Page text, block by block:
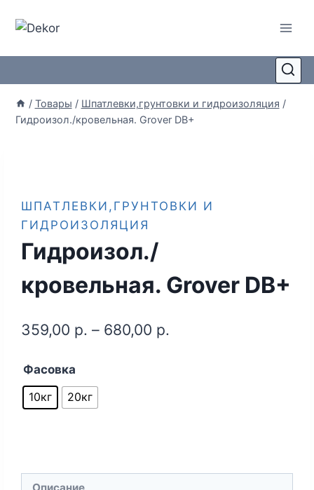
/ Товары / Шпатлевки,грунтовки и гидроизоляция /
Гидроизол./кровельная. Grover DB+
ШПАТЛЕВКИ,ГРУНТОВКИ И
ГИДРОИЗОЛЯЦИЯ
Гидроизол./
кровельная. Grover DB+
359,00 р. – 680,00 р.
Фасовка
10кг
20кг
Описание